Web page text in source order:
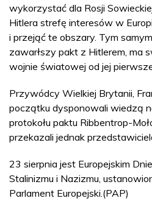
wykorzystać dla Rosji
Hitlera strefę interesów w
i przejąć te obszary. Tym
zawarłszy pakt z Hitlerem, ma
wojnie światowej od jej
Przywódcy Wielkiej Brytanii,
początku dysponowali wiedzą
protokołu paktu Ribbentrop-
przekazali jednak
23 sierpnia jest Europejskim
Stalinizmu i Nazizmu,
Parlament Europejski.(PAP)